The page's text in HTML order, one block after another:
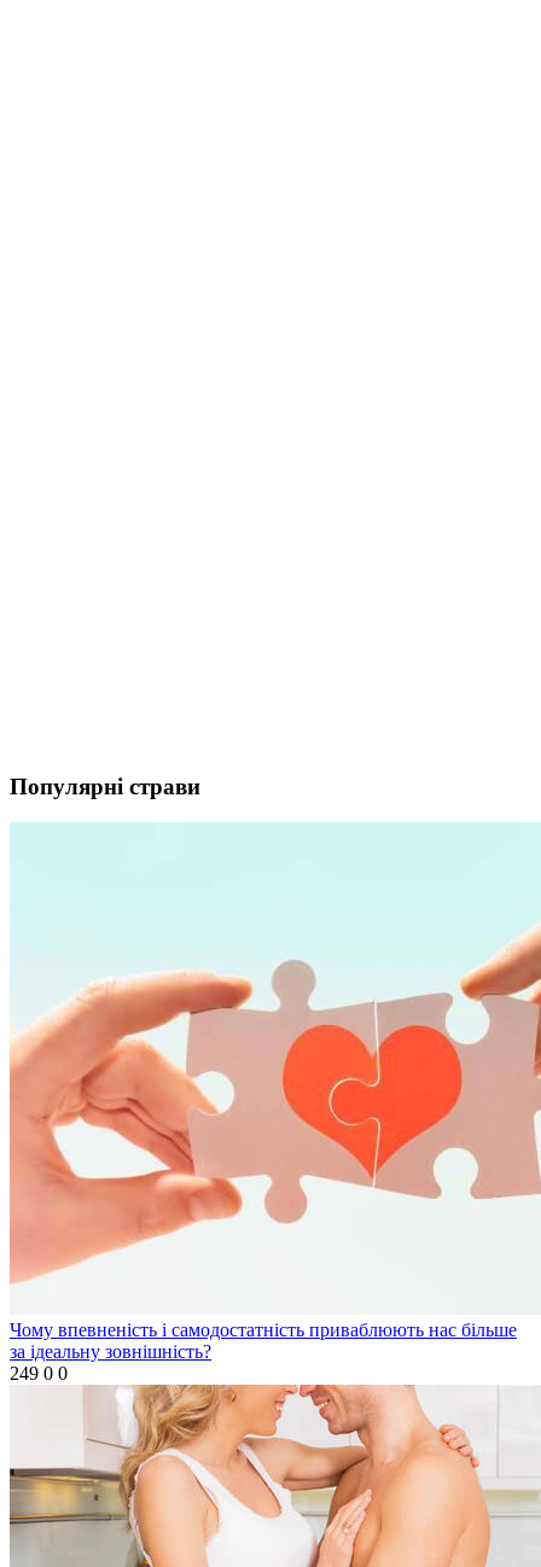
Популярні страви
Чому впевненість і самодостатність приваблюють нас більше
за ідеальну зовнішність?
249 0 0